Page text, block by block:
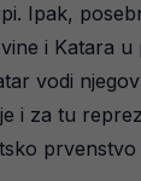
Ipak,
i Katara u
vodi
i za tu